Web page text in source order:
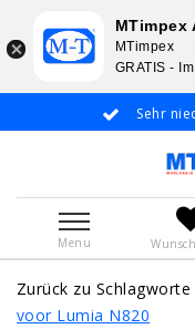
Sehr
Menu
Zurück zu Schlagworte
voor Lumia N820
MTimpex
MTimpex
GRATIS -